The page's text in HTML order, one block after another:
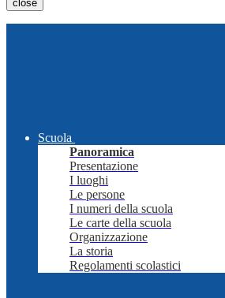
close
Scuola
Panoramica
Presentazione
I luoghi
Le persone
I numeri della scuola
Le carte della scuola
Organizzazione
La storia
Regolamenti scolastici